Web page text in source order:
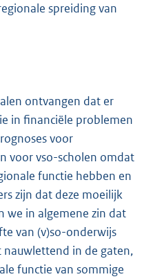
spreiding van
ontvangen dat er
in financiële problemen
voor
voor vso-scholen omdat
functie hebben en
zijn dat deze moeilijk
we in algemene zin dat
van (v)so-onderwijs
in de gaten,
functie van sommige